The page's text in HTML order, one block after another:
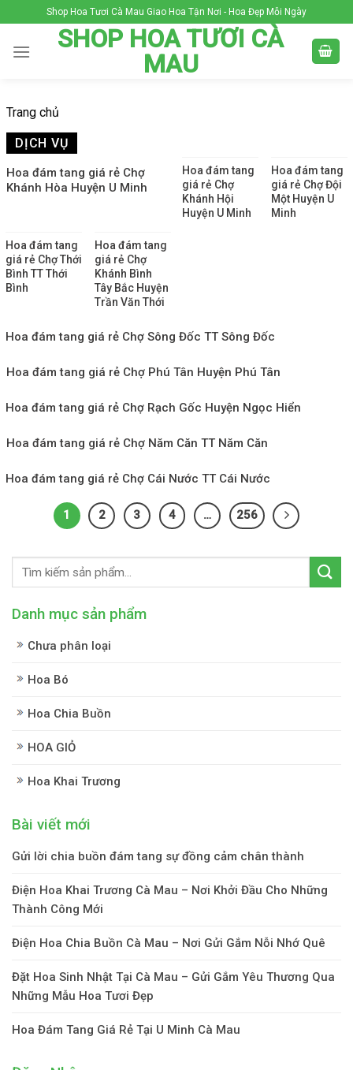
to
content
Shop Hoa Tươi Cà Mau Giao Hoa Tận Nơi - Hoa Đẹp Mỗi Ngày
SHOP HOA TƯƠI CÀ
MAU
Trang chủ
DỊCH VỤ
Hoa đám tang giá rẻ Chợ
Khánh Hòa Huyện U Minh
Hoa đám tang
giá rẻ Chợ
Khánh Hội
Huyện U Minh
Hoa đám tang
giá rẻ Chợ Đội
Một Huyện U
Minh
Hoa đám tang
giá rẻ Chợ Thới
Bình TT Thới
Bình
Hoa đám tang
giá rẻ Chợ
Khánh Bình
Tây Bắc Huyện
Trần Văn Thới
Hoa đám tang giá rẻ Chợ Sông Đốc TT Sông Đốc
Hoa đám tang giá rẻ Chợ Phú Tân Huyện Phú Tân
Hoa đám tang giá rẻ Chợ Rạch Gốc Huyện Ngọc Hiển
Hoa đám tang giá rẻ Chợ Năm Căn TT Năm Căn
Hoa đám tang giá rẻ Chợ Cái Nước TT Cái Nước
1 2 3 4 … 256
Danh mục sản phẩm
Chưa phân loại
Hoa Bó
Hoa Chia Buồn
HOA GIỎ
Hoa Khai Trương
Bài viết mới
Gửi lời chia buồn đám tang sự đồng cảm chân thành
Điện Hoa Khai Trương Cà Mau – Nơi Khởi Đầu Cho Những
Thành Công Mới
Điện Hoa Chia Buồn Cà Mau – Nơi Gửi Gắm Nỗi Nhớ Quê
Đặt Hoa Sinh Nhật Tại Cà Mau – Gửi Gắm Yêu Thương Qua
Những Mẫu Hoa Tươi Đẹp
Hoa Đám Tang Giá Rẻ Tại U Minh Cà Mau